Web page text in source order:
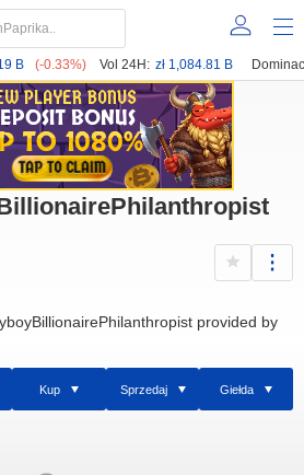
B (-0.33%) Vol 24H: zł 1,084.81 B
provided by
Kup Sprzedaj Giełda